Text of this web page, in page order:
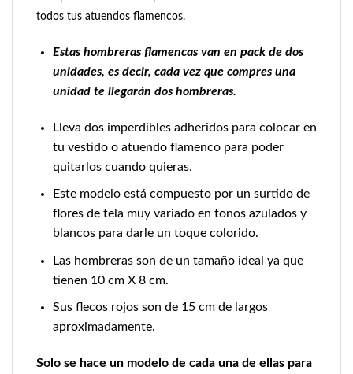
todos tus atuendos flamencos.
Estas hombreras flamencas van en pack de dos
unidades, es decir, cada vez que compres una
unidad te llegarán dos hombreras.
Lleva dos imperdibles adheridos para colocar en
tu vestido o atuendo flamenco para poder
quitarlos cuando quieras.
Este modelo está compuesto por un surtido de
flores de tela muy variado en tonos azulados y
blancos para darle un toque colorido.
Las hombreras son de un tamaño ideal ya que
tienen 10 cm X 8 cm.
Sus flecos rojos son de 15 cm de largos
aproximadamente.
Solo se hace un modelo de cada una de ellas para